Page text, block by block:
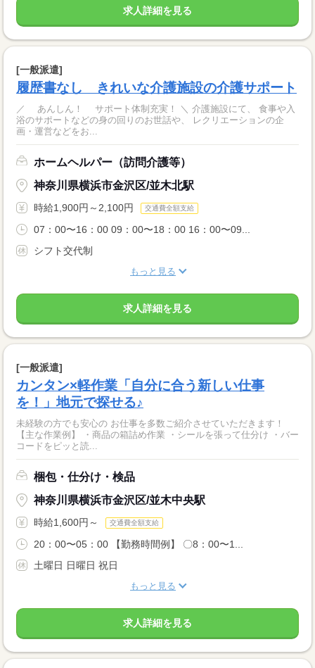
求人詳細を見る
[一般派遣]
履歴書なし きれいな介護施設の介護サポート
／ あんしん！ サポート体制充実！ ＼ 介護施設にて、 食事や入
浴のサポートなどの身の回りのお世話や、 レクリエーションの企
画・運営などをお...
ホームヘルパー（訪問介護等）
神奈川県横浜市金沢区/並木北駅
時給1,900円～2,100円 交通費全額支給
07：00〜16：00 09：00〜18：00 16：00〜09...
シフト交代制
もっと見る
求人詳細を見る
[一般派遣]
カンタン×軽作業「自分に合う新しい仕事
を！」地元で探せる♪
未経験の方でも安心の お仕事を多数ご紹介させていただきます！
【主な作業例】 ・商品の箱詰め作業 ・シールを張って仕分け ・バー
コードをピッと読...
梱包・仕分け・検品
神奈川県横浜市金沢区/並木中央駅
時給1,600円～ 交通費全額支給
20：00〜05：00 【勤務時間例】 〇8：00〜1...
土曜日 日曜日 祝日
もっと見る
求人詳細を見る